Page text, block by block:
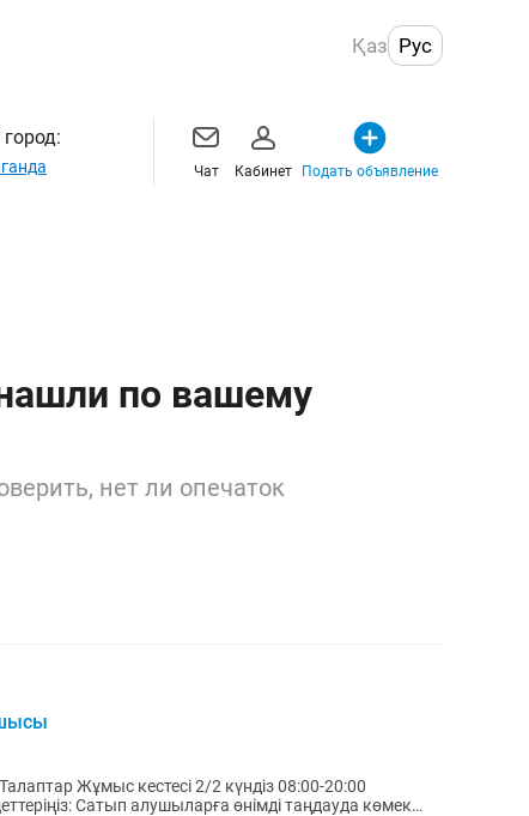
Қаз Рус
Чат Кабинет Подать объявление
по вашему
нет ли опечаток
08:00-20:00
таңдауда көмек